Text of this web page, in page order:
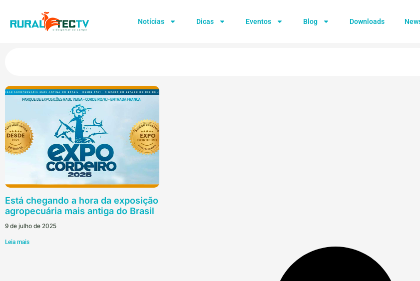
Notícias Dicas Eventos Blog Downloads
Está chegando a hora da exposição
agropecuária mais antiga do Brasil
9 de julho de 2025
Leia mais